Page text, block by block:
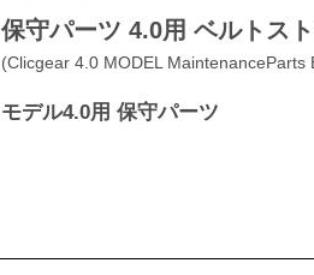
保守パーツ 4.0用 ベルトス
(Clicgear 4.0 MODEL MaintenanceParts
モデル4.0用 保守パーツ